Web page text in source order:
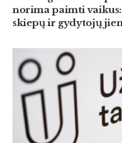
norima paimti
skiepų ir gydytojų